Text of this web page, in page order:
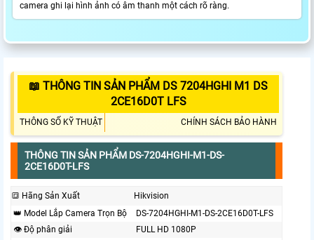
camera ghi lại hình ảnh có âm thanh một cách rõ ràng.
📖 THÔNG TIN SẢN PHẨM DS 7204HGHI M1 DS
2CE16D0T LFS
THÔNG SỐ KỸ THUẬT CHÍNH SÁCH BẢO HÀNH
THÔNG TIN SẢN PHẨM DS-7204HGHI-M1-DS-
2CE16D0T-LFS
🔳 Hãng Sản Xuất
Hikvision
👑 Model Lắp Camera Trọn Bộ
DS-7204HGHI-M1-DS-2CE16D0T-LFS
👁 Độ phân giải
FULL HD 1080P